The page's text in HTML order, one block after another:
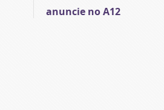
anuncie no A12